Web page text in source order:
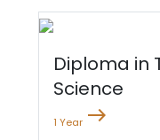
Diploma in
Science
1 Year east